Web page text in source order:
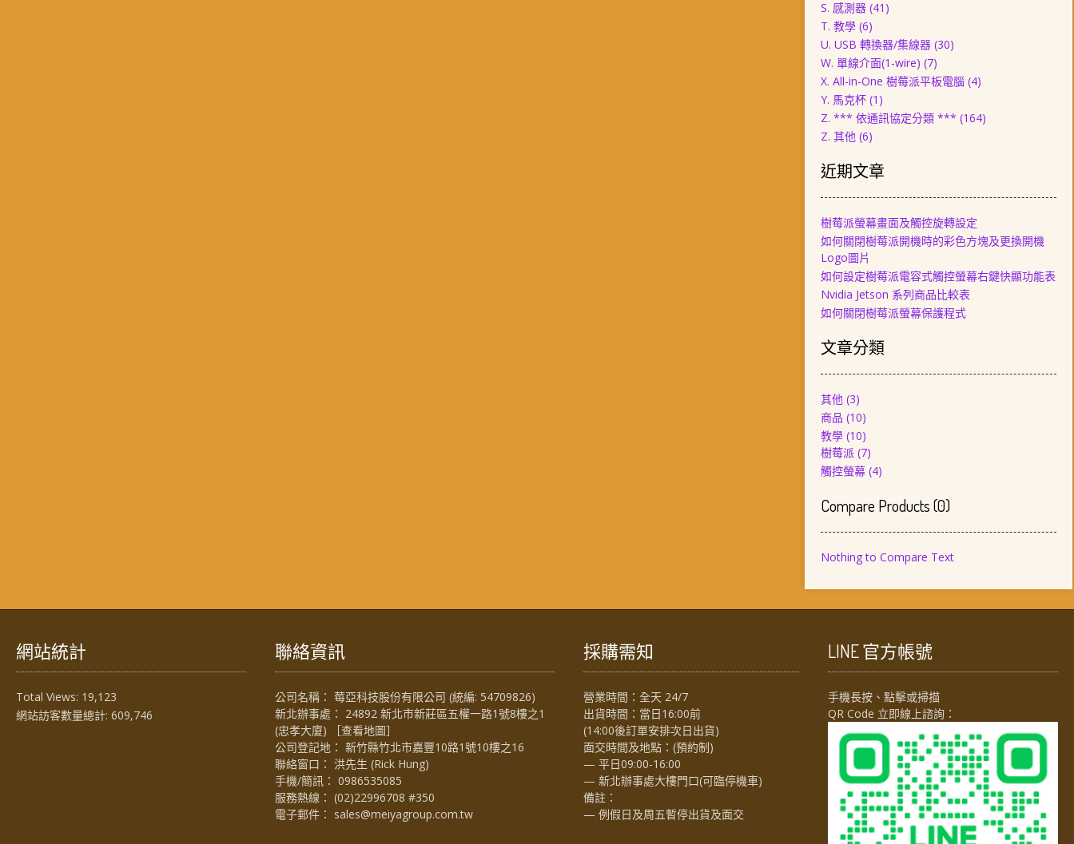
S. 感測器 (41)
T. 教學 (6)
U. USB 轉換器/集線器 (30)
W. 單線介面(1-wire) (7)
X. All-in-One 樹莓派平板電腦 (4)
Y. 馬克杯 (1)
Z. *** 依通訊協定分類 *** (164)
Z. 其他 (6)
近期文章
樹莓派螢幕畫面及觸控旋轉設定
如何關閉樹莓派開機時的彩色方塊及更換開機
Logo圖片
如何設定樹莓派電容式觸控螢幕右鍵快顯功能表
Nvidia Jetson 系列商品比較表
如何關閉樹莓派螢幕保護程式
文章分類
其他(3)
商品 (10)
教學(10)
樹莓派(7)
觸控螢幕(4)
Compare Products(0)
Nothing to Compare Text
網站統計
Total Views: 19,123
網站訪客數量總計: 609,746
聯絡資訊
公司名稱： 莓亞科技股份有限公司 (統編: 54709826)
新北辦事處： 24892 新北市新莊區五權一路1號8樓之1
(忠孝大廈) ［查看地圖］
公司登記地： 新竹縣竹北市嘉豐10路1號10樓之16
聯絡窗口： 洪先生 (Rick Hung)
手機/簡訊： 0986535085
服務熱線： (02)22996708 #350
電子郵件： sales@meiyagroup.com.tw
採購需知
營業時間：全天 24/7
出貨時間：當日16:00前
(14:00後訂單安排次日出貨)
面交時間及地點：(預約制)
— 平日09:00-16:00
— 新北辦事處大樓門口(可臨停機車)
備註：
— 例假日及周五暫停出貨及面交
LINE 官方帳號
手機長按、點擊或掃描
QR Code 立即線上諮詢：